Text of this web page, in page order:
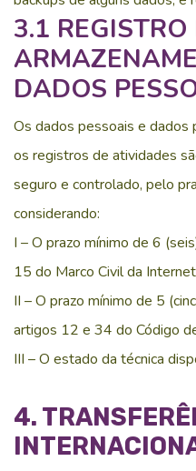
3.1
DADOS
Os dados pessoais e
os registros de atividades
seguro e controlado, pelo
considerando:
I – O prazo mínimo de 6
15 do Marco Civil da
II – O prazo mínimo de 5
artigos 12 e 34 do Código
III – O estado da técnica
4.